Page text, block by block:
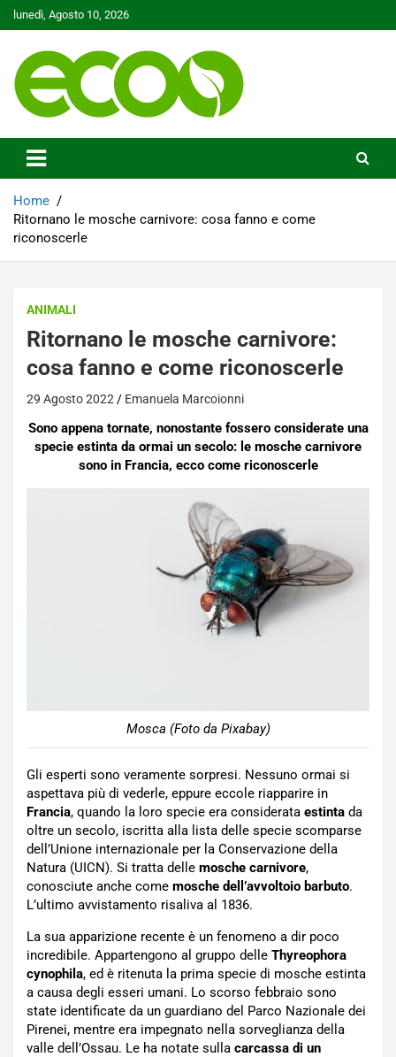
Skip
to
lunedì, Agosto 10, 2026
Ecoo.it
Home
Ritornano le mosche carnivore: cosa fanno e come
riconoscerle
ANIMALI
Ritornano le mosche carnivore:
cosa fanno e come riconoscerle
29 Agosto 2022 Emanuela Marcoionni
Sono appena tornate, nonostante fossero considerate una
specie estinta da ormai un secolo: le mosche carnivore
sono in Francia, ecco come riconoscerle
Mosca (Foto da Pixabay)
Gli esperti sono veramente sorpresi. Nessuno ormai si
aspettava più di vederle, eppure eccole riapparire in
Francia, quando la loro specie era considerata estinta da
oltre un secolo, iscritta alla lista delle specie scomparse
dell’Unione internazionale per la Conservazione della
Natura (UICN). Si tratta delle mosche carnivore,
conosciute anche come mosche dell’avvoltoio barbuto.
L’ultimo avvistamento risaliva al 1836.
La sua apparizione recente è un fenomeno a dir poco
incredibile. Appartengono al gruppo delle Thyreophora
cynophila, ed è ritenuta la prima specie di mosche estinta
a causa degli esseri umani. Lo scorso febbraio sono
state identificate da un guardiano del Parco Nazionale dei
Pirenei, mentre era impegnato nella sorveglianza della
valle dell’Ossau. Le ha notate sulla carcassa di un